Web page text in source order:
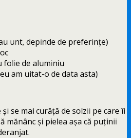
unt, depinde de preferinţe)
folie de aluminiu
am uitat-o de data asta)
se mai curăţă de solzii pe care îi
mănânc şi pielea aşa că puţinii